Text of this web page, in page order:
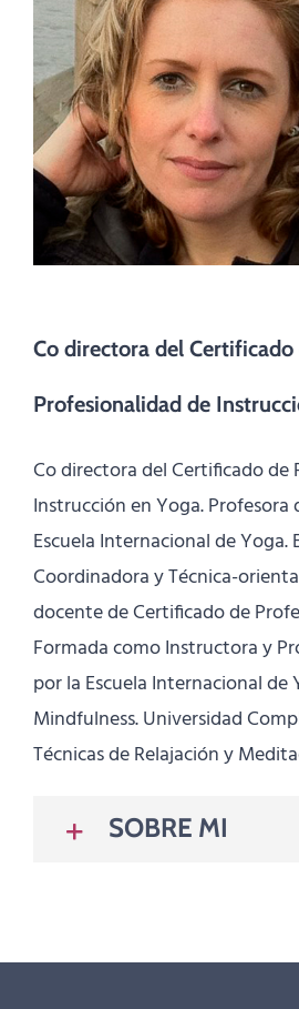
Co directora del Certificado
Profesionalidad de
Co directora del Certificado de
Instrucción en Yoga. Profesora
Escuela Internacional de Yoga.
Coordinadora y Técnica-
docente de Certificado de
Formada como Instructora y
por la Escuela Internacional de
Mindfulness. Universidad
Técnicas de Relajación y
SOBRE MI